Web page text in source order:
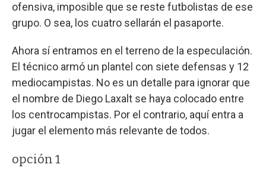
ofensiva, imposible que se reste futbolistas de ese
grupo. O sea, los cuatro sellarán el pasaporte.
Ahora sí entramos en el terreno de la especulación.
El técnico armó un plantel con siete defensas y 12
mediocampistas. No es un detalle para ignorar que
el nombre de Diego Laxalt se haya colocado entre
los centrocampistas. Por el contrario, aquí entra a
jugar el elemento más relevante de todos.
opción 1